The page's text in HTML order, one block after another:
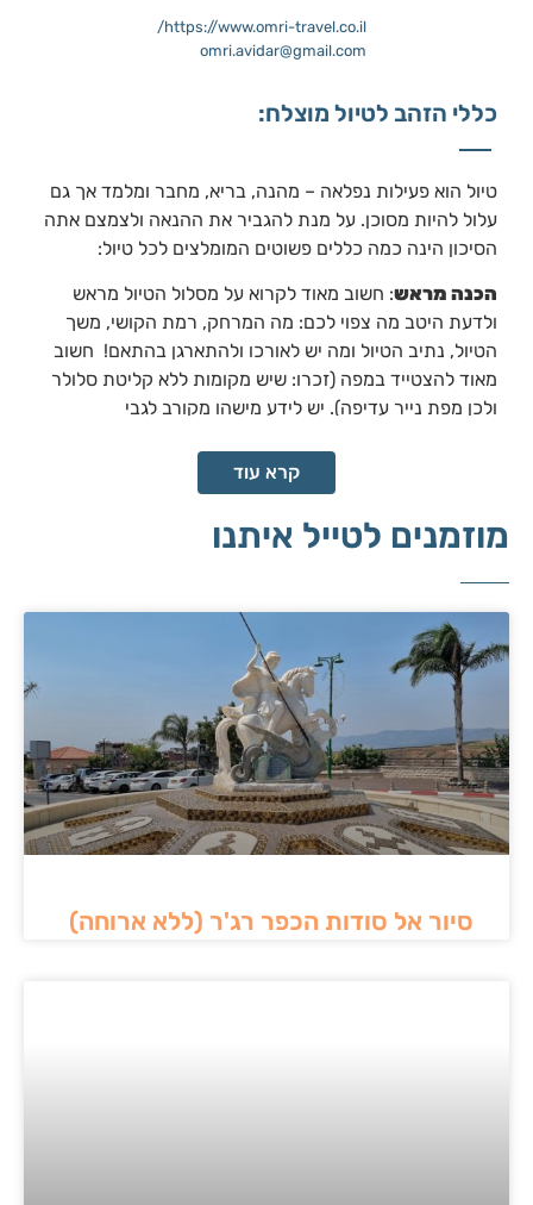
https://www.omri-travel.co.il/
omri.avidar@gmail.com
כללי הזהב לטיול מוצלח:
טיול הוא פעילות נפלאה – מהנה, בריא, מחבר ומלמד אך גם
עלול להיות מסוכן. על מנת להגביר את ההנאה ולצמצם אתה
הסיכון הינה כמה כללים פשוטים המומלצים לכל טיול:
הכנה מראש: חשוב מאוד לקרוא על מסלול הטיול מראש
ולדעת היטב מה צפוי לכם: מה המרחק, רמת הקושי, משך
הטיול, נתיב הטיול ומה יש לאורכו ולהתארגן בהתאם! חשוב
מאוד להצטייד במפה (זכרו: שיש מקומות ללא קליטת סלולר
ולכן מפת נייר עדיפה). יש לידע מישהו מקורב לגבי
סגורות, ביגוד בהתאם לעונה אך רצוי תמיד מומלץ מכנסיים
וטלפון נייד טעון ואף מטען חיצוני.
התנהגות בזמן הטיול: קריטי להישאר על השבילים
המסומנים ולא "לעשות שטויות" כמו קפיצות ממקומות
גבוהים, טיפוס על עצים ועוד. חובה להתנהג בהתאם להוראות
על שלטי הכניסה לשמורות.
לעולם אל תשאירו לכלוך, ניירות, בקבוקים וחפצים בשטח.
אספו את האשפה שלכם ורצוי גם לנקות לכלוך שמצאתם
בשטח ולהשאירו במצב טוב יותר.
: אם חס וחלילה מישהו נפגע במהלך הטיול
הכלל הבסיסי הואטיפול ראשוני במקום ולהוציא את הנפגע
קרא עוד
מוזמנים לטייל איתנו
סיור אל סודות הכפר רג'ר (ללא ארוחה)